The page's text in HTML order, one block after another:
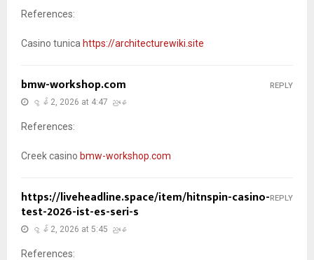
References:
Casino tunica https://architecturewiki.site
bmw-workshop.com
ဇွန် 2, 2026 at 4:47 ညနေ
References:
Creek casino bmw-workshop.com
REPLY
https://liveheadline.space/item/hitnspin-casino-
test-2026-ist-es-seri-s
ဇွန် 2, 2026 at 5:45 ညနေ
References:
REPLY